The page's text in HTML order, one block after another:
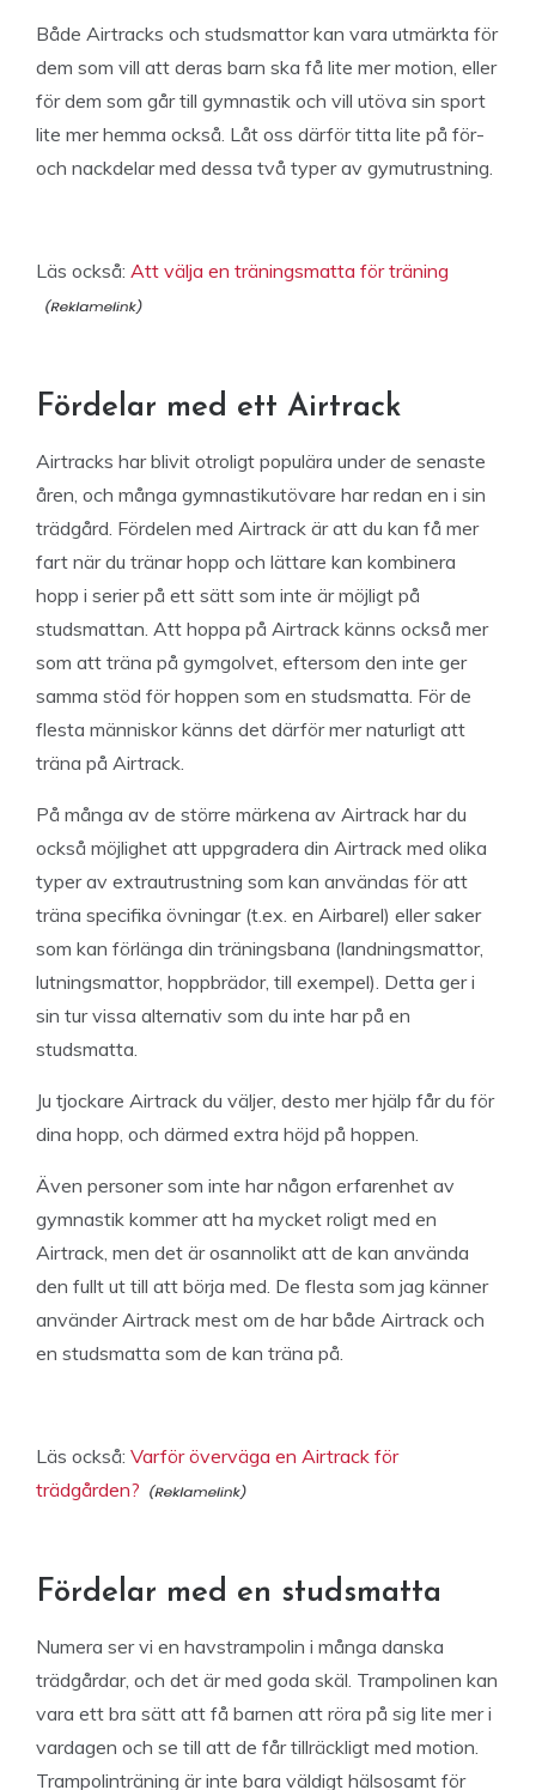
Både Airtracks och studsmattor kan vara utmärkta för
dem som vill att deras barn ska få lite mer motion, eller
för dem som går till gymnastik och vill utöva sin sport
lite mer hemma också. Låt oss därför titta lite på för-
och nackdelar med dessa två typer av gymutrustning.
Läs också: Att välja en träningsmatta för träning
Fördelar med ett Airtrack
Airtracks har blivit otroligt populära under de senaste
åren, och många gymnastikutövare har redan en i sin
trädgård. Fördelen med Airtrack är att du kan få mer
fart när du tränar hopp och lättare kan kombinera
hopp i serier på ett sätt som inte är möjligt på
studsmattan. Att hoppa på Airtrack känns också mer
som att träna på gymgolvet, eftersom den inte ger
samma stöd för hoppen som en studsmatta. För de
flesta människor känns det därför mer naturligt att
träna på Airtrack.
På många av de större märkena av Airtrack har du
också möjlighet att uppgradera din Airtrack med olika
typer av extrautrustning som kan användas för att
träna specifika övningar (t.ex. en Airbarel) eller saker
som kan förlänga din träningsbana (landningsmattor,
lutningsmattor, hoppbrädor, till exempel). Detta ger i
sin tur vissa alternativ som du inte har på en
studsmatta.
Ju tjockare Airtrack du väljer, desto mer hjälp får du för
dina hopp, och därmed extra höjd på hoppen.
Även personer som inte har någon erfarenhet av
gymnastik kommer att ha mycket roligt med en
Airtrack, men det är osannolikt att de kan använda
den fullt ut till att börja med. De flesta som jag känner
använder Airtrack mest om de har både Airtrack och
en studsmatta som de kan träna på.
Läs också: Varför överväga en Airtrack för
trädgården?
Fördelar med en studsmatta
Numera ser vi en havstrampolin i många danska
trädgårdar, och det är med goda skäl. Trampolinen kan
vara ett bra sätt att få barnen att röra på sig lite mer i
vardagen och se till att de får tillräckligt med motion.
Trampolinträning är inte bara väldigt hälsosamt för